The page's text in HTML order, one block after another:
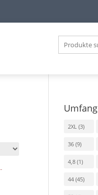
Umfang
2XL (3)
36 (9)
4,8 (1)
44 (45)